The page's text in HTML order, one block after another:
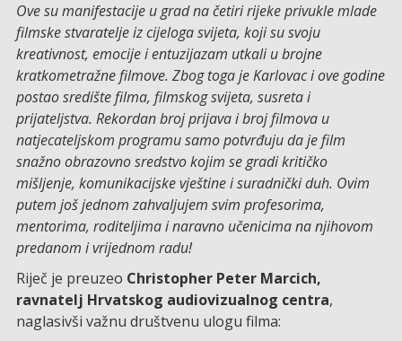
Ove su manifestacije u grad na četiri rijeke privukle mlade
filmske stvaratelje iz cijeloga svijeta, koji su svoju
kreativnost, emocije i entuzijazam utkali u brojne
kratkometražne filmove. Zbog toga je Karlovac i ove godine
postao središte filma, filmskog svijeta, susreta i
prijateljstva. Rekordan broj prijava i broj filmova u
natjecateljskom programu samo potvrđuju da je film
snažno obrazovno sredstvo kojim se gradi kritičko
mišljenje, komunikacijske vještine i suradnički duh. Ovim
putem još jednom zahvaljujem svim profesorima,
mentorima, roditeljima i naravno učenicima na njihovom
predanom i vrijednom radu!
Riječ je preuzeo Christopher Peter Marcich,
ravnatelj Hrvatskog audiovizualnog centra,
naglasivši važnu društvenu ulogu filma: